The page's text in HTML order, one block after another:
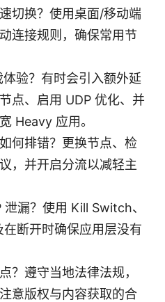
切换？使用桌面/移动端
连接规则，确保常用节
验？有时会引入额外延
点、启用 UDP 优化、并
Heavy 应用。
何排错？更换节点、检
，并开启分流以减轻主
漏？使用 Kill Switch、
断开时确保应用层没有
？遵守当地法律法规，
意版权与内容获取的合